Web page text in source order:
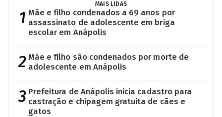
MAIS LIDAS
1 Mãe e filho condenados a 69 anos por
assassinato de adolescente em briga
escolar em Anápolis
2 Mãe e filho são condenados por morte de
adolescente em Anápolis
3 Prefeitura de Anápolis inicia cadastro para
castração e chipagem gratuita de cães e
gatos